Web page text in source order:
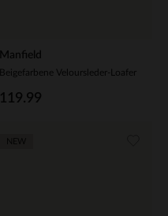
Manfield
Beigefarbene Veloursleder-Loafer
119.99